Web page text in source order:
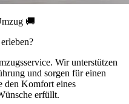
🚚
Wir unterstützen
und sorgen für einen
den Komfort eines
erfüllt.